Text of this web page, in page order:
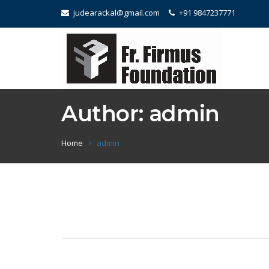
judearackal@gmail.com +91 9847237771
Author: admin
Home admin